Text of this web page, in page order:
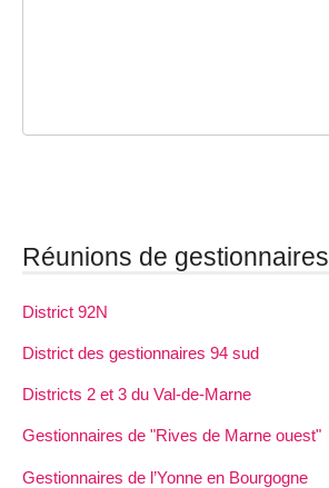
Réunions de gestionnaires
District 92N
District des gestionnaires 94 sud
Districts 2 et 3 du Val-de-Marne
Gestionnaires de "Rives de Marne ouest"
Gestionnaires de l’Yonne en Bourgogne